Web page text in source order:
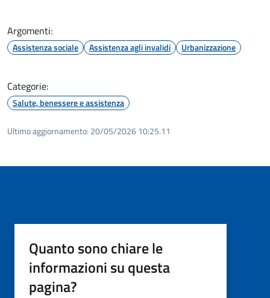
Argomenti:
Assistenza sociale Assistenza agli invalidi Urbanizzazione
Categorie:
Salute, benessere e assistenza
Ultimo aggiornamento: 20/05/2026 10:25.11
Quanto sono chiare le
informazioni su questa
pagina?